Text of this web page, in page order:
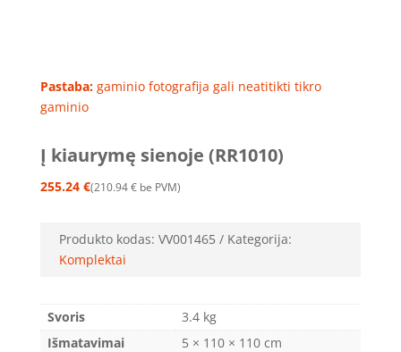
Pastaba:gaminio fotografija gali neatitikti tikro
gaminio
Į kiaurymę sienoje (RR1010)
255.24 € 210.94€ be PVM
Produkto kodas: VV001465
Kategorija:
Komplektai
Svoris
3.4 kg
Išmatavimai
5 × 110 × 110 cm